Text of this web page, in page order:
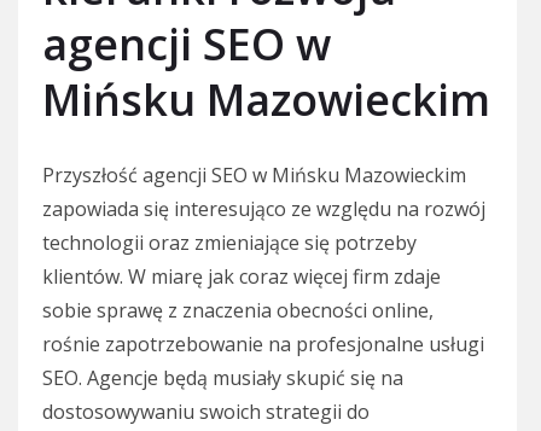
agencji SEO w
Mińsku Mazowieckim
Przyszłość agencji SEO w Mińsku Mazowieckim
zapowiada się interesująco ze względu na rozwój
technologii oraz zmieniające się potrzeby
klientów. W miarę jak coraz więcej firm zdaje
sobie sprawę z znaczenia obecności online,
rośnie zapotrzebowanie na profesjonalne usługi
SEO. Agencje będą musiały skupić się na
dostosowywaniu swoich strategii do